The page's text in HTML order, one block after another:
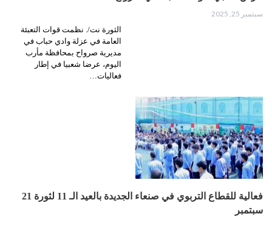
سبتمبر 25, 2025
الثورة نت/. نظمت قوات التعبئة
العامة في عزلة وادي حباب في
مديرية صرواح بمحافظة مأرب
اليوم، عرضا شعبيا في إطار
فعاليات…
فعالية للقطاع التربوي في صنعاء الجديدة بالعيد الـ 11 لثورة 21
سبتمبر